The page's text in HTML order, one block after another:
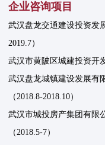
企业咨询项目
武汉盘龙交通建设投资发
2019.7）
武汉市黄陂区城建投资开
武汉盘龙城镇建设发展有
（2018.8-2018.10）
武汉市城投房产集团有限
（2018.5-7）